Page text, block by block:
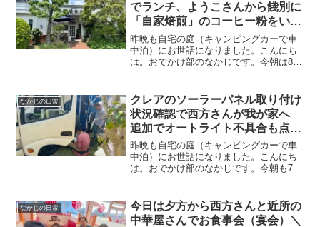
でランチ、ようこさんから餞別に
「自家焙煎」のコーヒー粉をいた
だきました！帰宅してFFヒータ
ーの燃料ホース取り替えとワーク
マンへズボン引取りに 北海道旅
昨晩も自宅の庭（キャンピングカーで車
中泊）にお世話になりました。こんにち
は。おでかけ部のなかじです。今朝は8時
なるようです。まずはみゅうちゃんの朝
ご飯から(=^...
なかじの日常
クレアのソーラーパネル取り付け
状況確認で西方さんが我が家へ
追加でオートライト不具合も点検
してもらい問題解決！お昼は喫茶
店「亜米利加」でランチ
昨晩も自宅の庭（キャンピングカーで車
中泊）にお世話になりました。こんにち
は。おでかけ部のなかじです。今朝も7時
気温が上がり始めて室温を追い越してま
す。まずはみゅうち...
なかじの日常
今日は夕方から西方さんと近所の
中華屋さんでお食事会（宴会）＼